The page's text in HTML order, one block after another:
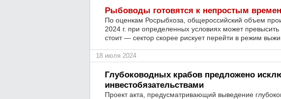
Рыбоводы готовятся к непростым
По оценкам Росрыбхоза, общероссийский объем
2024 г. при определенных условиях может
стоит — сектор скорее рискует перейти в режим
18 июля 2024
Глубоководных крабов предложено
инвестобязательствами
Проект акта, предусматривающий выведение